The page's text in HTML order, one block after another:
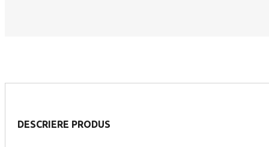
DESCRIERE PRODUS